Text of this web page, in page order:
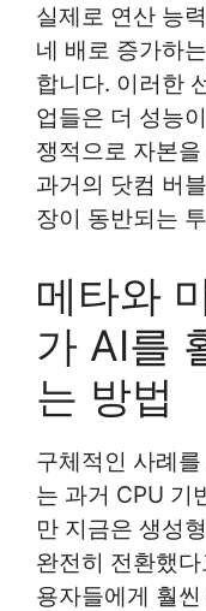
실제로 연산 능
네 배로 증가하
합니다. 이러한
업들은 더 성능
쟁적으로 자본
과거의 닷컴 버
장이 동반되는
메타와
가 AI를
는 방법
구체적인 사례
는 과거 CPU 기
만 지금은 생성
완전히 전환했
용자들에게 훨